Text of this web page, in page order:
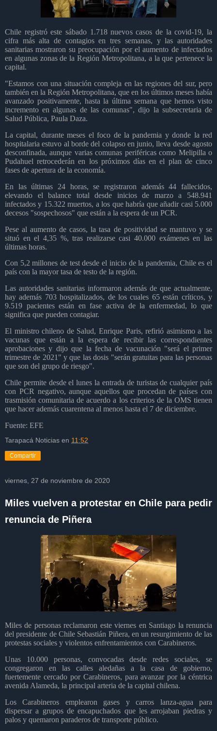
Chile registró este sábado 1.718 nuevos casos de la covid-19, la
cifra más alta de contagios en tres semanas, y las autoridades
sanitarias mostraron su preocupación por el aumento de infectados
en algunas zonas de la Región Metropolitana, a la que pertenece la
capital.
"Estamos con una situación compleja en las regiones del sur, pero
también en la Región Metropolitana, que en los últimos meses había
avanzado positivamente, hasta la última semana que hemos visto
incremento en algunas de las comunas", dijo la subsecretaria de
Salud Pública, Paula Daza.
La capital, durante meses el foco de la pandemia y donde la red
hospitalaria estuvo al borde del colapso en junio, lleva desde agosto
desconfinada, aunque varias comunas periféricas como Melipilla o
Pudahuel retrocederán en los próximos días en el plan de cinco
fases de apertura de la economía.
En las últimas 24 horas, se registraron además 44 fallecidos,
elevando el balance total desde inicios de marzo a 548.941
infectados y 15.322 muertos, a los que habría que añadir casi 5.000
decesos "sospechosos" que están a la espera de un PCR.
Pese al aumento de casos, la tasa de positividad se mantuvo y se
situó en el 4,35 %, tras realizarse casi 40.000 exámenes en las
últimas horas.
Con 5,2 millones de test desde el inicio de la pandemia, Chile es el
país con la mayor tasa de testo de la región.
Las autoridades sanitarias informaron además de que actualmente,
hay además 703 hospitalizados, de los cuales 65 están críticos, y
9.519 pacientes están en fase activa de la enfermedad, lo que
significa que pueden contagiar.
El ministro chileno de Salud, Enrique Paris, refirió asimismo a las
vacunas que están a la espera de recibir las correspondientes
aprobaciones y dijo que la fecha de vacunación "será el primer
trimestre de 2021" y que las dosis "serán gratuitas para las personas
que son del grupo de riesgo".
Chile permite desde el lunes la entrada de turistas de cualquier país
con PCR negativo, aunque aquellos que procedan de países con
trasmisión comunitaria de acuerdo a los criterios de la OMS tienen
que hacer además cuarentena al menos hasta el 7 de diciembre.
Fuente: EFE
Tarapacá Noticias en 11:52
Compartir
viernes, 27 de noviembre de 2020
Miles vuelven a protestar en Chile para pedir
renuncia de Piñera
Miles de personas reclamaron este viernes en Santiago la renuncia
del presidente de Chile Sebastián Piñera, en un resurgimiento de las
protestas sociales y violentos enfrentamientos con Carabineros.
Unas 10.000 personas, convocadas desde redes sociales, se
congregaron en las calles aledañas a la casa de gobierno,
fuertemente cercado por Carabineros, para avanzar por la céntrica
avenida Alameda, la principal arteria de la capital chilena.
Los Carabineros emplearon gases y carros lanza-agua para
dispersar a grupos de encapuchados que les arrojaban piedras y
palos y quemaron paraderos de transporte público.